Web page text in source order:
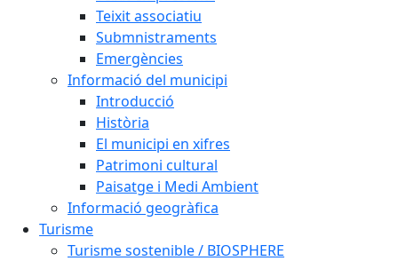
Teixit associatiu
Submnistraments
Emergències
Informació del municipi
Introducció
Història
El municipi en xifres
Patrimoni cultural
Paisatge i Medi Ambient
Informació geogràfica
Turisme
Turisme sostenible / BIOSPHERE